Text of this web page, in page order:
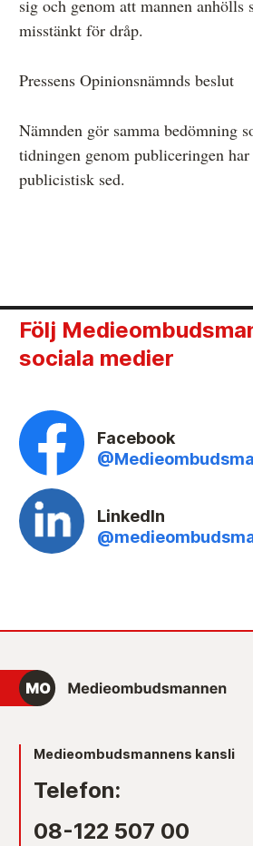
sig och genom att mannen anhölls
misstänkt för dråp.
Pressens Opinionsnämnds beslut
Nämnden gör samma bedömning
tidningen genom publiceringen
publicistisk sed.
Följ
sociala medier
Facebook
LinkedIn
Medieombudsmannens kansli
Telefon:
08-122 507 00